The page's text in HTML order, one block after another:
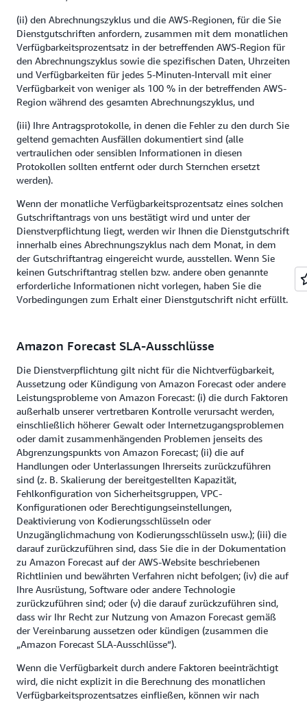
(ii) den Abrechnungszyklus und die AWS-Regionen, für die Sie
Dienstgutschriften anfordern, zusammen mit dem monatlichen
Verfügbarkeitsprozentsatz in der betreffenden AWS-Region für
den Abrechnungszyklus sowie die spezifischen Daten, Uhrzeiten
und Verfügbarkeiten für jedes 5-Minuten-Intervall mit einer
Verfügbarkeit von weniger als 100 % in der betreffenden AWS-
Region während des gesamten Abrechnungszyklus, und
(iii) Ihre Antragsprotokolle, in denen die Fehler zu den durch Sie
geltend gemachten Ausfällen dokumentiert sind (alle
vertraulichen oder sensiblen Informationen in diesen
Protokollen sollten entfernt oder durch Sternchen ersetzt
werden).
Wenn der monatliche Verfügbarkeitsprozentsatz eines solchen
Gutschriftantrags von uns bestätigt wird und unter der
Dienstverpflichtung liegt, werden wir Ihnen die Dienstgutschrift
innerhalb eines Abrechnungszyklus nach dem Monat, in dem
der Gutschriftantrag eingereicht wurde, ausstellen. Wenn Sie
keinen Gutschriftantrag stellen bzw. andere oben genannte
erforderliche Informationen nicht vorlegen, haben Sie die
Vorbedingungen zum Erhalt einer Dienstgutschrift nicht erfüllt.
Amazon Forecast SLA-Ausschlüsse
Die Dienstverpflichtung gilt nicht für die Nichtverfügbarkeit,
Aussetzung oder Kündigung von Amazon Forecast oder andere
Leistungsprobleme von Amazon Forecast: (i) die durch Faktoren
außerhalb unserer vertretbaren Kontrolle verursacht werden,
einschließlich höherer Gewalt oder Internetzugangsproblemen
oder damit zusammenhängenden Problemen jenseits des
Abgrenzungspunkts von Amazon Forecast; (ii) die auf
Handlungen oder Unterlassungen Ihrerseits zurückzuführen
sind (z. B. Skalierung der bereitgestellten Kapazität,
Fehlkonfiguration von Sicherheitsgruppen, VPC-
Konfigurationen oder Berechtigungseinstellungen,
Deaktivierung von Kodierungsschlüsseln oder
Unzugänglichmachung von Kodierungsschlüsseln usw.); (iii) die
darauf zurückzuführen sind, dass Sie die in der Dokumentation
zu Amazon Forecast auf der AWS-Website beschriebenen
Richtlinien und bewährten Verfahren nicht befolgen; (iv) die auf
Ihre Ausrüstung, Software oder andere Technologie
zurückzuführen sind; oder (v) die darauf zurückzuführen sind,
dass wir Ihr Recht zur Nutzung von Amazon Forecast gemäß
der Vereinbarung aussetzen oder kündigen (zusammen die
„Amazon Forecast SLA-Ausschlüsse“).
Wenn die Verfügbarkeit durch andere Faktoren beeinträchtigt
wird, die nicht explizit in die Berechnung des monatlichen
Verfügbarkeitsprozentsatzes einfließen, können wir nach